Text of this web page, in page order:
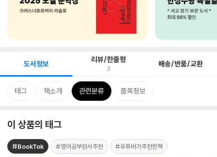
도서정보 리뷰/한줄평
3 배송/반품/교환
태그 책소개 관련분류 품목정보
이 상품의 태그
#BookTok #영어공부원서추천 #유튜버가추천한책